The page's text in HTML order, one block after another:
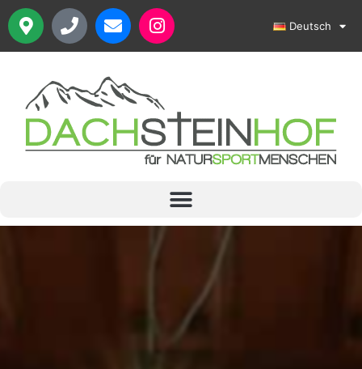
Deutsch